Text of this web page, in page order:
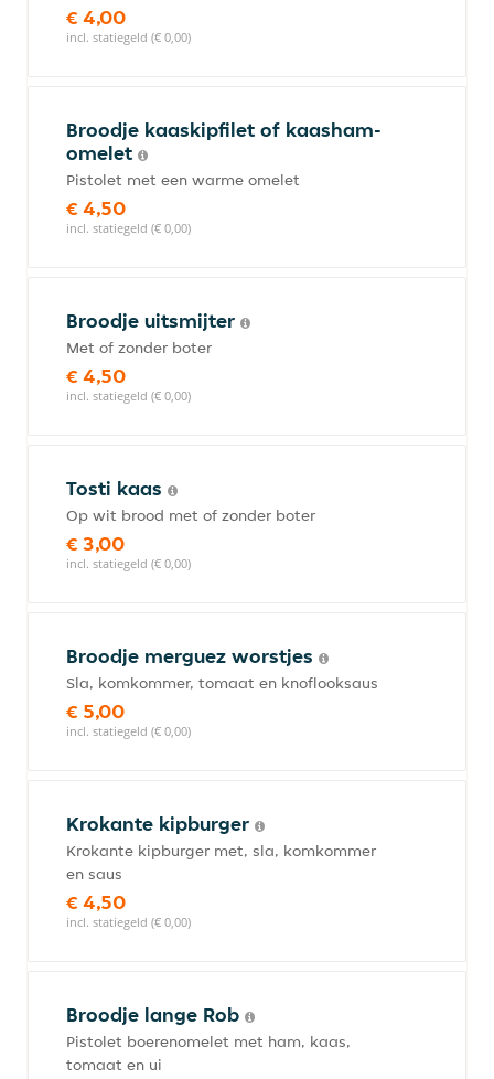
€ 4,00
incl. statiegeld (€ 0,00)
Broodje kaaskipfilet of kaasham-
omelet
Pistolet met een warme omelet
€ 4,50
incl. statiegeld (€ 0,00)
Broodje uitsmijter
Met of zonder boter
€ 4,50
incl. statiegeld (€ 0,00)
Tosti kaas
Op wit brood met of zonder boter
€ 3,00
incl. statiegeld (€ 0,00)
Broodje merguez worstjes
Sla, komkommer, tomaat en knoflooksaus
€ 5,00
incl. statiegeld (€ 0,00)
Krokante kipburger
Krokante kipburger met, sla, komkommer
en saus
€ 4,50
incl. statiegeld (€ 0,00)
Broodje lange Rob
Pistolet boerenomelet met ham, kaas,
tomaat en ui